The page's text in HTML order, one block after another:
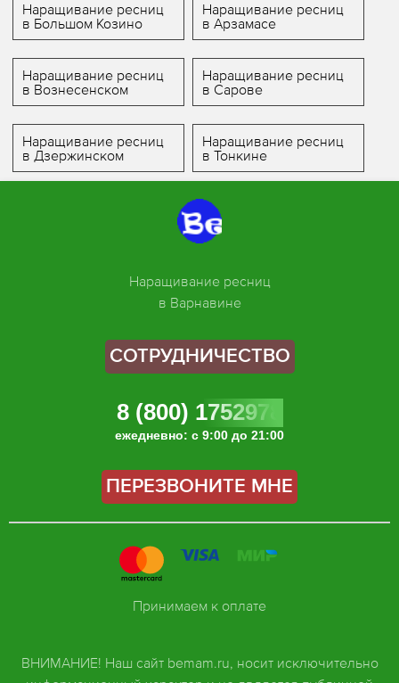
Наращивание ресниц
в Большом Козино
Наращивание ресниц
в Арзамасе
Наращивание ресниц
в Вознесенском
Наращивание ресниц
в Сарове
Наращивание ресниц
в Дзержинском
Наращивание ресниц
в Тонкине
Наращивание ресниц
в Варнавине
СОТРУДНИЧЕСТВО
8 (800) 1752978
ежедневно: с 9:00 до 21:00
ПЕРЕЗВОНИТЕ МНЕ
ВНИМАНИЕ! Наш сайт bemam.ru, носит исключительно
Принимаем к оплате